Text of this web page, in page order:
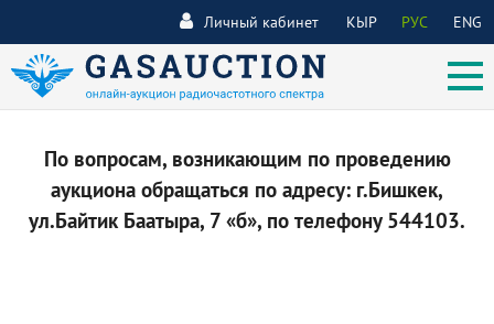
КЫР РУС ENG
Личный кабинет
По вопросам, возникающим по проведению
аукциона обращаться по адресу: г.Бишкек,
ул.Байтик Баатыра, 7 «б», по телефону 544103.